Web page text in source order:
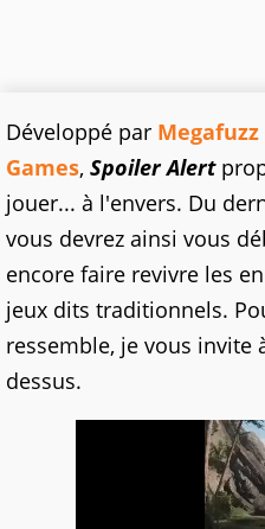
Développé par Megafuzz
Games, Spoiler Alert
jouer... à l'envers. Du
vous devrez ainsi vous
encore faire revivre les
jeux dits traditionnels.
ressemble, je vous invite
dessus.